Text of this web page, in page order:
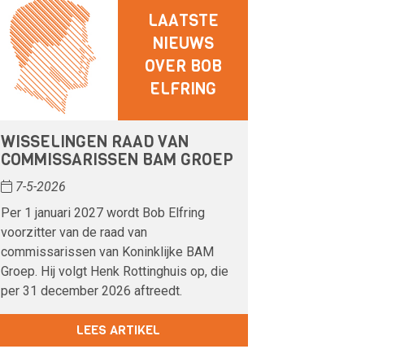
LAATSTE
NIEUWS
OVER BOB
ELFRING
WISSELINGEN RAAD VAN
COMMISSARISSEN BAM GROEP
7-5-2026
Per 1 januari 2027 wordt Bob Elfring
voorzitter van de raad van
commissarissen van Koninklijke BAM
Groep. Hij volgt Henk Rottinghuis op, die
per 31 december 2026 aftreedt.
LEES ARTIKEL